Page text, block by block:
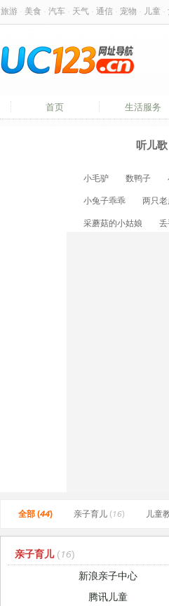
旅游 美食 汽车 天气 通信 宠物 儿童
首页 生活服务
全部 (44) 亲子育儿 (16) 儿童
亲子育儿 (16)
新浪亲子中心
腾讯儿童